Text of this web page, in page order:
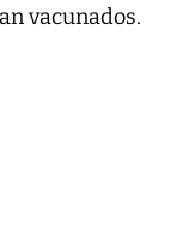
vacunados.